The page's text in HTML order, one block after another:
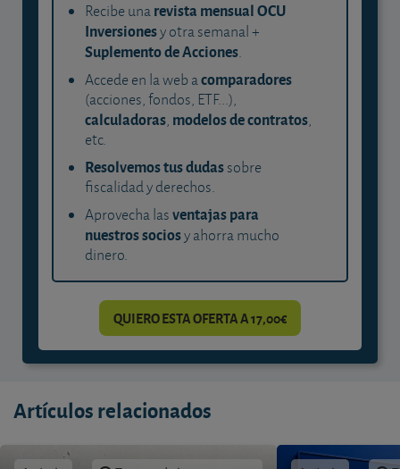
Recibe unarevista mensual OCU
Inversionesy otra semanal +
Suplemento de Acciones.
Accede en la web acomparadores
(acciones, fondos, ETF...),
calculadoras, modelos de contratos,
etc.
Resolvemos tus dudassobre
fiscalidad y derechos.
Aprovecha lasventajas para
nuestros sociosy ahorra mucho
dinero.
QUIERO ESTA OFERTA A 17,00€
Artículos relacionados